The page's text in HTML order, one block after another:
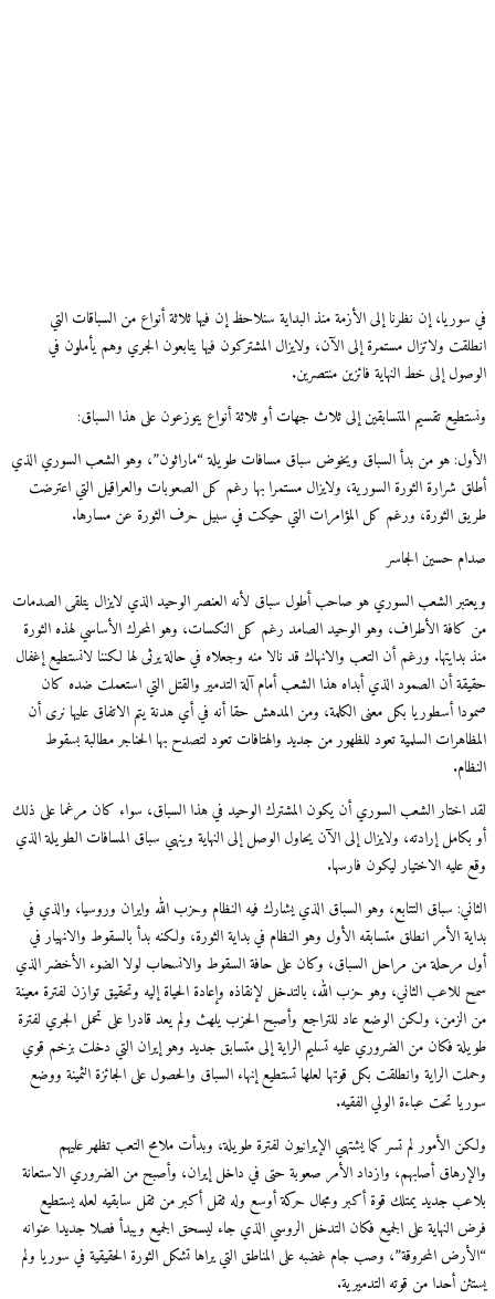
في سوريا، إن نظرنا إلى الأزمة منذ البداية سنلاحظ إن فيها ثلاثة أنواع من السباقات التي
انطلقت ولاتزال مستمرة إلى الآن، ولايزال المشتركون فيها يتابعون الجري وهم يأملون في
الوصول إلى خط النهاية فائزين منتصرين.
ونستطيع تقسيم المتسابقين إلى ثلاث جهات أو ثلاثة أنواع يتوزعون على هذا السباق:
الأول: هو من بدأ السباق ويخوض سباق مسافات طويلة “ماراثون”، وهو الشعب السوري الذي
أطلق شرارة الثورة السورية، ولايزال مستمرا بها رغم كل الصعوبات والعراقيل التي اعترضت
طريق الثورة، ورغم كل المؤامرات التي حيكت في سبيل حرف الثورة عن مسارها.
صدام حسين الجاسر
ويعتبر الشعب السوري هو صاحب أطول سباق لأنه العنصر الوحيد الذي لايزال يتلقى الصدمات
من كافة الأطراف، وهو الوحيد الصامد رغم كل النكسات، وهو المحرك الأساسي لهذه الثورة
منذ بدايتها. ورغم أن التعب والانهاك قد نالا منه وجعلاه في حالة يرثى لها لكننا لانستطيع إغفال
حقيقة أن الصمود الذي أبداه هذا الشعب أمام آلة التدمير والقتل التي استعملت ضده كان
صمودا أسطوريا بكل معنى الكلمة، ومن المدهش حقا أنه في أي هدنة يتم الاتفاق عليها نرى أن
المظاهرات السلمية تعود للظهور من جديد والهتافات تعود لتصدح بها الحناجر مطالبة بسقوط
النظام.
لقد اختار الشعب السوري أن يكون المشترك الوحيد في هذا السباق، سواء كان مرغما على ذلك
أو بكامل إرادته، ولايزال إلى الآن يحاول الوصل إلى النهاية وينهي سباق المسافات الطويلة الذي
وقع عليه الاختيار ليكون فارسها.
الثاني: سباق التتابع، وهو السباق الذي يشارك فيه النظام وحزب الله وايران وروسيا، والذي في
بداية الأمر انطلق متسابقه الأول وهو النظام في بداية الثورة، ولكنه بدأ بالسقوط والانهيار في
أول مرحلة من مراحل السباق، وكان على حافة السقوط والانسحاب لولا الضوء الأخضر الذي
سمح للاعب الثاني، وهو حزب الله، بالتدخل لإنقاذه وإعادة الحياة إليه وتحقيق توازن لفترة معينة
من الزمن، ولكن الوضع عاد للتراجع وأصبح الحزب يلهث ولم يعد قادرا على تحمل الجري لفترة
طويلة فكان من الضروري عليه تسليم الراية إلى متسابق جديد وهو إيران التي دخلت بزخم قوي
وحملت الراية وانطلقت بكل قوتها لعلها تستطيع إنهاء السباق والحصول على الجائزة الثمينة ووضع
سوريا تحت عباءة الولي الفقيه.
ولكن الأمور لم تسر كما يشتهي الإيرانيون لفترة طويلة، وبدأت ملامح التعب تظهر عليهم
والإرهاق أصابهم، وازداد الأمر صعوبة حتى في داخل إيران، وأصبح من الضروري الاستعانة
بلاعب جديد يمتلك قوة أكبر ومجال حركة أوسع وله ثقل أكبر من ثقل سابقيه لعله يستطيع
فرض النهاية على الجميع فكان التدخل الروسي الذي جاء ليسحق الجميع ويبدأ فصلا جديدا عنوانه
“الأرض المحروقة”، وصب جام غضبه على المناطق التي يراها تشكل الثورة الحقيقية في سوريا ولم
يستثن أحدا من قوته التدميرية.